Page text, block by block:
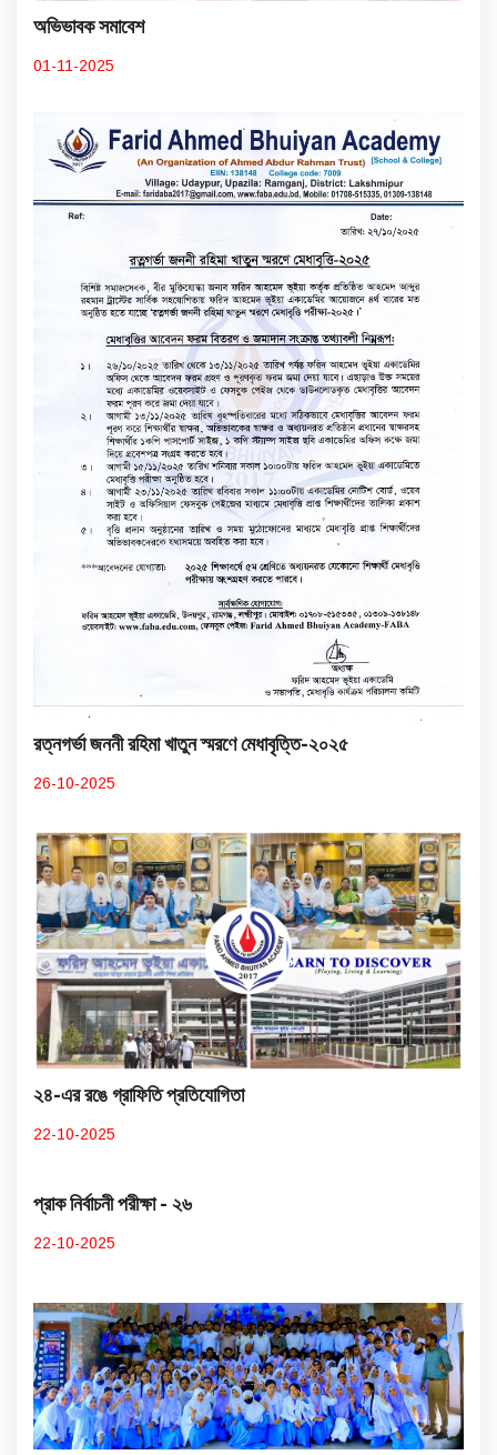
অভিভাবক সমাবেশ
01-11-2025
রত্নগর্ভা জননী রহিমা খাতুন স্মরণে মেধাবৃত্তি-২০২৫
26-10-2025
২৪-এর রঙে গ্রাফিতি প্রতিযোগিতা
22-10-2025
প্রাক নির্বাচনী পরীক্ষা - ২৬
22-10-2025